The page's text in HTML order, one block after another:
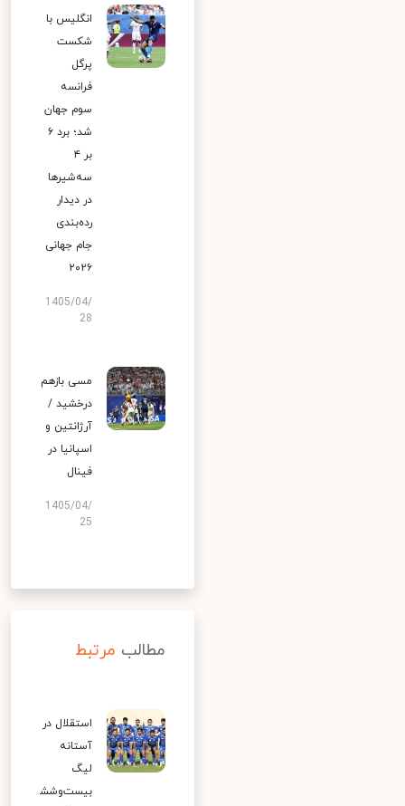
انگلیس با
شکست
پرگل
فرانسه
سوم جهان
شد؛ برد ۶
بر ۴
سه‌شیرها
در دیدار
رده‌بندی
جام جهانی
۲۰۲۶
1405/04/
28
مسی بازهم
درخشید /
آرژانتین و
اسپانیا در
فینال
1405/04/
25
مطالب مرتبط
استقلال در
آستانه
لیگ
بیست‌وشش